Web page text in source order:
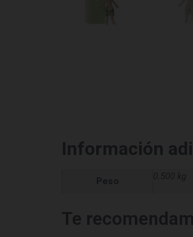
Información
Te